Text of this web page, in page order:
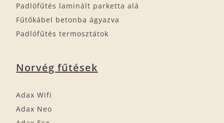
Padlófűtés laminált parketta alá
Fűtőkábel betonba ágyazva
Padlófűtés termosztátok
Norvég fűtések
Adax Wifi
Adax Neo